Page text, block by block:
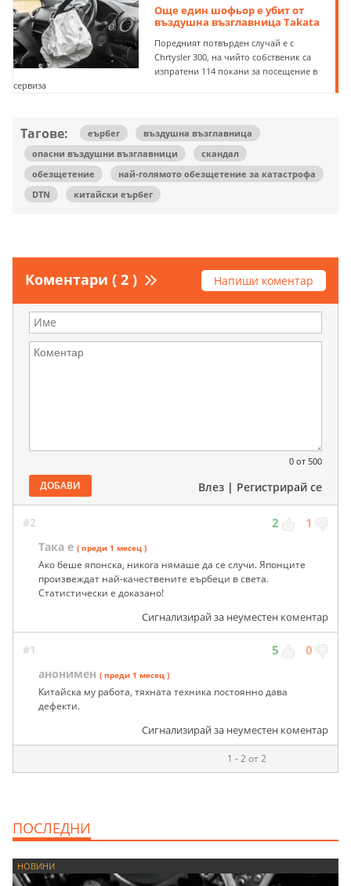
Още един шофьор е убит от
въздушна възглавница Takata
Поредният потвърден случай е с
Chrtysler 300, на чийто собственик са
изпратени 114 покани за посещение в
сервиза
Тагове: еърбег
въздушна възглавница
опасни въздушни възглавници
скандал
обезщетение
най-голямото обезщетение за катастрофа
DTN
китайски еърбег
Коментари ( 2 ) Напиши коментар
0 от 500
ДОБАВИ Влез | Регистрирай се
#2 2 1
Така е ( преди 1 месец )
Ако беше японска, никога нямаше да се случи. Японците
произвеждат най-качествените еърбеци в света.
Статистически е доказано!
Сигнализирай за неуместен коментар
#1 5 0
анонимен ( преди 1 месец )
Китайска му работа, тяхната техника постоянно дава
дефекти.
Сигнализирай за неуместен коментар
1 - 2 от 2
ПОСЛЕДНИ
НОВИНИ